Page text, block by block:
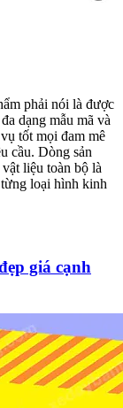
phải nói là được
dạng mẫu mã và
tốt mọi đam mê
cầu. Dòng sản
liệu toàn bộ là
loại hình kinh
giá cạnh